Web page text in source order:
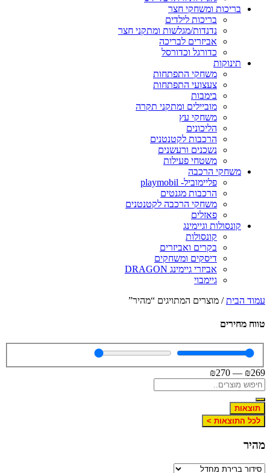
בריכות ומשחקי חצר
בריכות לילדים
נדנדות/מגלשות ומתקני חצר
אביזרים לבריכה
כדורגל וכדורסל
תינוקות
משחקי התפתחות
צעצועי התפתחות
בימבות
מוביילים ומתקני תקרה
משחקי עץ
הליכונים
הרכבות לקטנטנים
נשכנים ורעשנים
משטחי פעילות
משחקי הרכבה
פליימוביל- playmobil
הרכבות מגנטים
משחקי הרכבה לקטנטנים
פאזלים
קונסולות וגיימינג
קונסולות
בקרים ואביזרים
דיסקים ומשחקים
אביזרי גיימינג DRAGON
גיימבוי
עמוד הבית/ מוצרים המתויגים “מהיר”
טווח מחירים
₪269
—
₪270
תוצאות
לכל התוצאות >
מהיר